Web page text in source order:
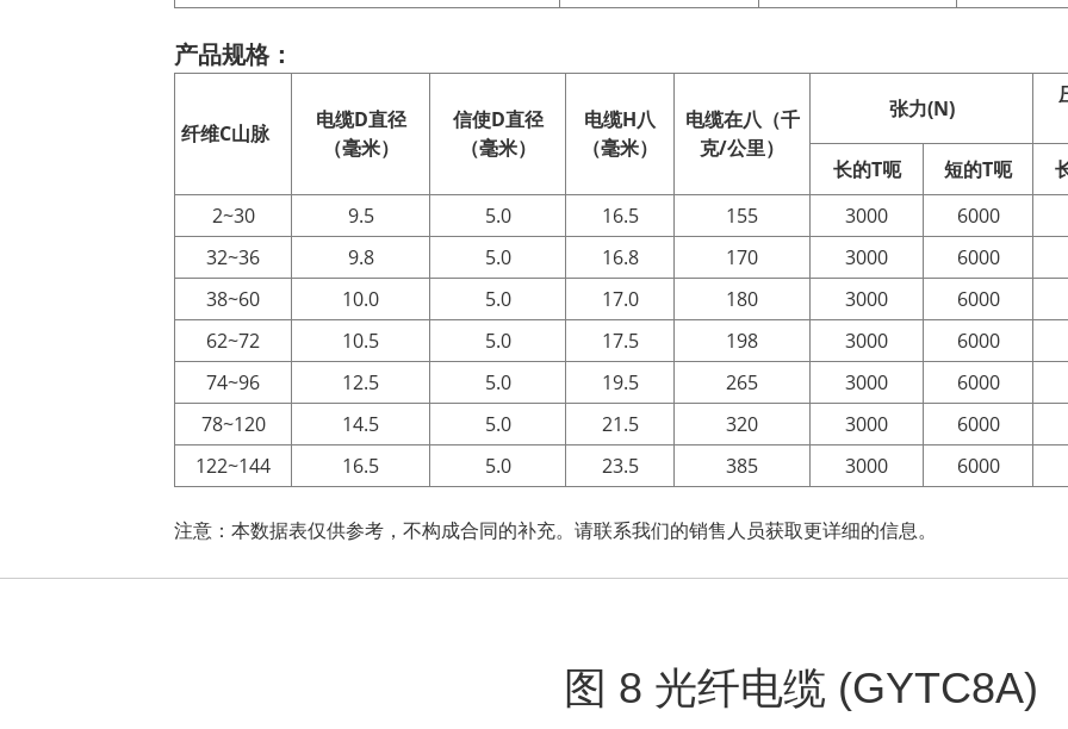
产品规格：
纤维C山脉
电缆D直径
（毫米）
信使D直径
（毫米）
电缆H八
（毫米）
电缆在八（千
克/公里）
张力(N)
长的T呃 短的T呃
2~30
9.5 5.0 16.5 155 3000 6000
32~36
9.8 5.0 16.8 170 3000 6000
38~60
10.0 5.0 17.0 180 3000 6000
62~72
10.5 5.0 17.5 198 3000 6000
74~96
12.5 5.0 19.5 265 3000 6000
78~120
14.5 5.0 21.5 320 3000 6000
122~144
16.5 5.0 23.5 385 3000 6000
注意：本数据表仅供参考，不构成合同的补充。请联系我们的销售人员获取更详细的信息。
图 8 光纤电缆 (GYTC8A)